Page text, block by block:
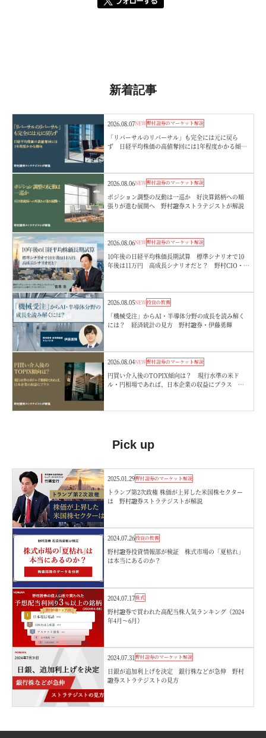
新着記事
2026.08.07NEW野村證券のマーケット解説
「リバーサルのリバーサル」も完全には元に戻ら
ず 日経平均株価の高値奪回には1年程度かかる傾
2026.08.06NEW野村證券のマーケット解説
ポジション調整の反動は一巡か 好決算銘柄への順
張りが進む展開へ 野村證券ストラテジストが解説
2026.08.06NEW野村證券のマーケット解説
10年後の日経平均株価長期試算 標準シナリオで10
年後は11万円 高成長シナリオだと？ 野村CIO・宮
2026.08.05NEW投資の教養
「機械受注」からAI・半導体分野の成長を読み解く
には？ 経済統計の見方 野村證券・伊藤勇輝
2026.08.04NEW野村證券のマーケット解説
円買い介入後のTOPIX傾向は？ 現行水準の米ド
ル・円相場であれば、日本企業の収益にプラス 野
Pick up
2025.01.29野村證券のマーケット解説
トランプ第2次政権 株価が上昇した米国株セクター
は 野村證券ストラテジストが解説
2024.07.26投資の教養
野村證券投資情報部が検証 株式市場の「夏枯れ」
は本当にあるのか？
2024.07.17株式
野村證券で買われた高配当株人気ランキング（2024
年4月～6月）
2024.07.31 野村證券のマーケット解説
日銀が追加利上げを決定 銀行株などが急伸 野村
證券ストラテジストの見方